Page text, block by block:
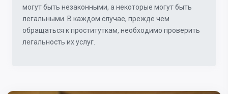
могут быть незаконными, а некоторые могут быть
легальными. В каждом случае, прежде чем
обращаться к проституткам, необходимо проверить
легальность их услуг.